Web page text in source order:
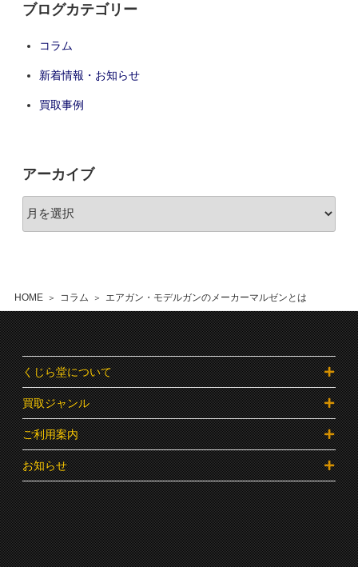
HOME コラム エアガン・モデルガンのメーカーマルゼンとは
ブログカテゴリー
コラム
新着情報・お知らせ
買取事例
アーカイブ
くじら堂について
買取ジャンル
ご利用案内
お知らせ